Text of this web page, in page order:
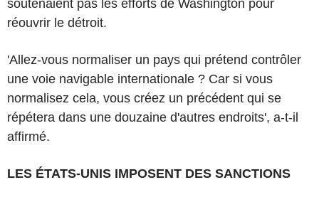
soutenaient pas les efforts de Washington pour
réouvrir le détroit.
'Allez-vous normaliser un pays qui prétend contrôler
une voie navigable internationale ? Car si vous
normalisez cela, vous créez un précédent qui se
répétera dans une douzaine d'autres endroits', a-t-il
affirmé.
LES ÉTATS-UNIS IMPOSENT DES SANCTIONS